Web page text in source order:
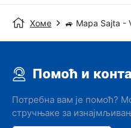
Хоме 🚙 Mapa Sajta -
Помоћ и
Потребна вам је помоћ?
стручњаке за